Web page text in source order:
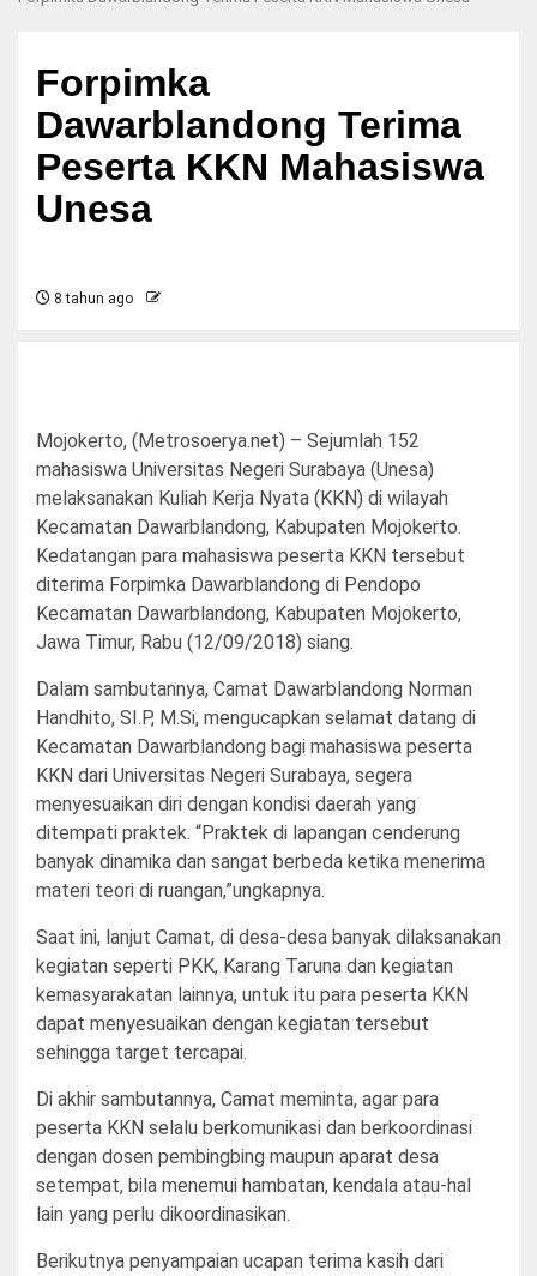
Forpimka
Dawarblandong Terima
Peserta KKN Mahasiswa
Unesa
8 tahun ago
Mojokerto, (Metrosoerya.net) – Sejumlah 152
mahasiswa Universitas Negeri Surabaya (Unesa)
melaksanakan Kuliah Kerja Nyata (KKN) di wilayah
Kecamatan Dawarblandong, Kabupaten Mojokerto.
Kedatangan para mahasiswa peserta KKN tersebut
diterima Forpimka Dawarblandong di Pendopo
Kecamatan Dawarblandong, Kabupaten Mojokerto,
Jawa Timur, Rabu (12/09/2018) siang.
Dalam sambutannya, Camat Dawarblandong Norman
Handhito, SI.P, M.Si, mengucapkan selamat datang di
Kecamatan Dawarblandong bagi mahasiswa peserta
KKN dari Universitas Negeri Surabaya, segera
menyesuaikan diri dengan kondisi daerah yang
ditempati praktek. “Praktek di lapangan cenderung
banyak dinamika dan sangat berbeda ketika menerima
materi teori di ruangan,”ungkapnya.
Saat ini, lanjut Camat, di desa-desa banyak dilaksanakan
kegiatan seperti PKK, Karang Taruna dan kegiatan
kemasyarakatan lainnya, untuk itu para peserta KKN
dapat menyesuaikan dengan kegiatan tersebut
sehingga target tercapai.
Di akhir sambutannya, Camat meminta, agar para
peserta KKN selalu berkomunikasi dan berkoordinasi
dengan dosen pembingbing maupun aparat desa
setempat, bila menemui hambatan, kendala atau-hal
lain yang perlu dikoordinasikan.
Berikutnya penyampaian ucapan terima kasih dari